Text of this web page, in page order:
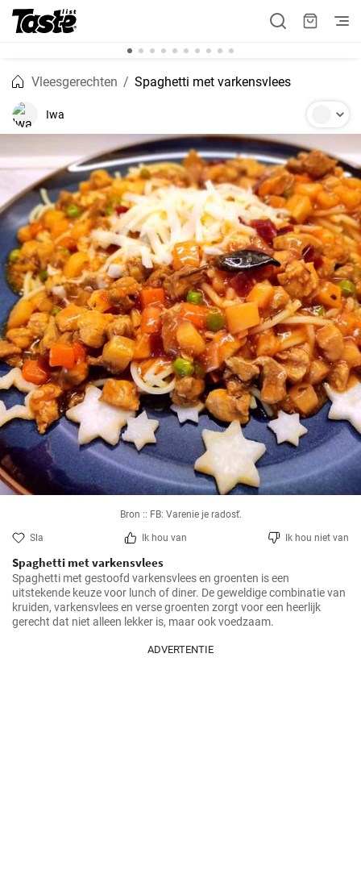
Vleesgerechten Spaghetti met varkensvlees
Iwa
Bron :: FB: Varenie je radosť.
Sla Ik hou van Ik hou niet van
Spaghetti met varkensvlees
Spaghetti met gestoofd varkensvlees en groenten is een
uitstekende keuze voor lunch of diner. De geweldige combinatie van
kruiden, varkensvlees en verse groenten zorgt voor een heerlijk
gerecht dat niet alleen lekker is, maar ook voedzaam.
ADVERTENTIE